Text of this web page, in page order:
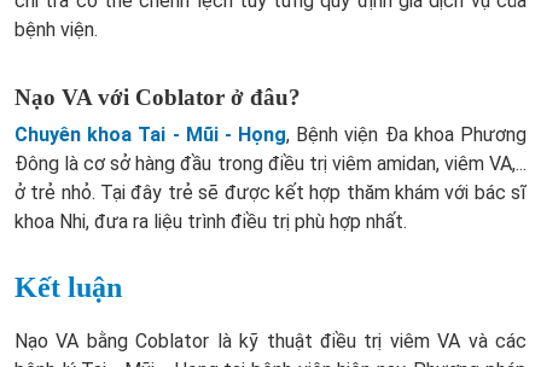
bệnh viện.
Nạo VA với Coblator ở đâu?
Chuyên khoa Tai - Mũi - Họng, Bệnh viện Đa khoa Phương
Đông là cơ sở hàng đầu trong điều trị viêm amidan, viêm VA,...
ở trẻ nhỏ. Tại đây trẻ sẽ được kết hợp thăm khám với bác sĩ
khoa Nhi, đưa ra liệu trình điều trị phù hợp nhất.
Kết luận
Nạo VA bằng Coblator​ là kỹ thuật điều trị viêm VA và các